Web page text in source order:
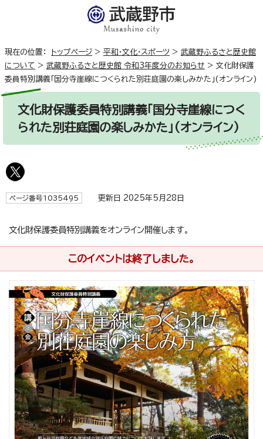
現在の位置： トップページ > 平和・文化・スポーツ > 武蔵野ふるさと歴史館
について
> 武蔵野ふるさと歴史館 令和3年度分のお知らせ > 文化財保護
委員特別講義「国分寺崖線につくられた別荘庭園の楽しみかた」(オンライン)
文化財保護委員特別講義「国分寺崖線につく
られた別荘庭園の楽しみかた」(オンライン)
ページ番号1035495 更新日 2025年5月28日
文化財保護委員特別講義をオンライン開催します。
このイベントは終了しました。